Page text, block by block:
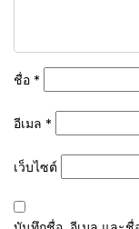
ชื่อ *
อีเมล *
เว็บไซต์